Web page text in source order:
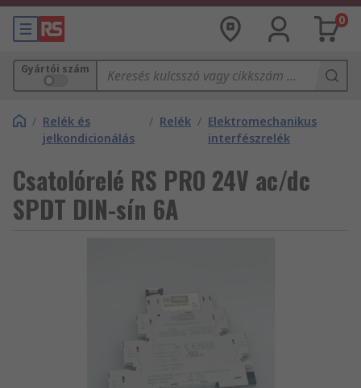
0
Gyártói szám
/ Relék és
jelkondicionálás
/ Relék / Elektromechanikus
interfészrelék
Csatolórelé RS PRO 24V ac/dc
SPDT DIN-sín 6A